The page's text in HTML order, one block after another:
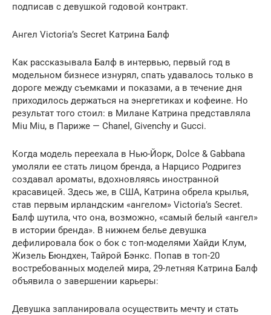
подписав с девушкой годовой контракт.
Ангел Victoria’s Secret Катрина Балф
Как рассказывала Балф в интервью, первый год в
модельном бизнесе изнурял, спать удавалось только в
дороге между съемками и показами, а в течение дня
приходилось держаться на энергетиках и кофеине. Но
результат того стоил: в Милане Катрина представляла
Miu Miu, в Париже — Chanel, Givenchy и Gucci.
Когда модель переехала в Нью-Йорк, Dolce & Gabbana
умоляли ее стать лицом бренда, а Нарцисо Родригез
создавал ароматы, вдохновляясь иностранной
красавицей. Здесь же, в США, Катрина обрела крылья,
став первым ирландским «ангелом» Victoria’s Secret.
Балф шутила, что она, возможно, «самый белый «ангел»
в истории бренда». В нижнем белье девушка
дефилировала бок о бок с топ-моделями Хайди Клум,
Жизель Бюндхен, Тайрой Бэнкс. Попав в топ-20
востребованных моделей мира, 29-летняя Катрина Балф
объявила о завершении карьеры:
Девушка запланировала осуществить мечту и стать